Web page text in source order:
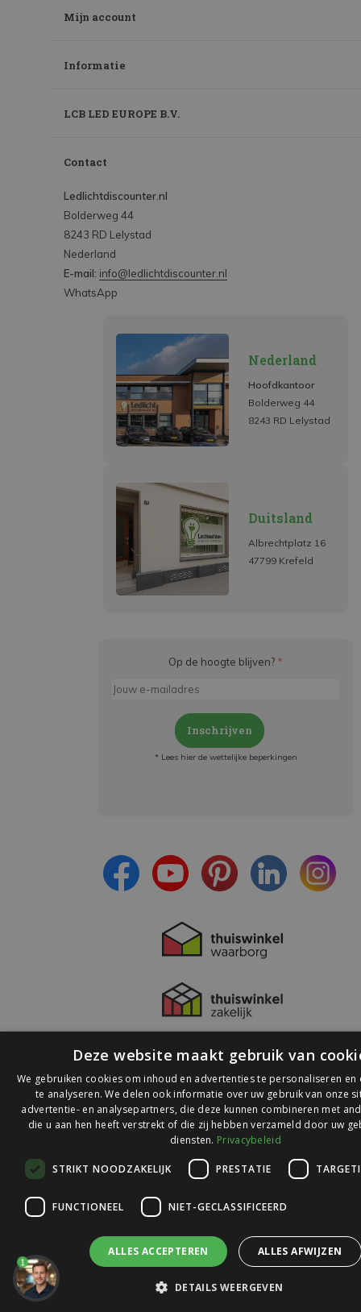
Mijn account
Informatie
LCB LED EUROPE B.V.
Contact
Ledlichtdiscounter.nl
Bolderweg 44
8243 RD Lelystad
Nederland
E-mail: info@ledlichtdiscounter.nl
WhatsApp
Nederland
Hoofdkantoor
Bolderweg 44
8243 RD Lelystad
Duitsland
Albrechtplatz 16
47799 Krefeld
Op de hoogte blijven? *
Inschrijven
* Lees hier de wettelijke beperkingen
© 2026 Ledlichtdiscounter.nl
op
Webwinkelkeur
1
Deze website maakt gebruik van
We gebruiken cookies om inhoud en advertenties te personaliseren en
te analyseren. We delen ook informatie over uw gebruik van onze
advertentie- en analysepartners, die deze kunnen combineren met
die u aan hen heeft verstrekt of die zij hebben verzameld door uw
diensten. Privacybeleid
STRIKT NOODZAKELIJK PRESTATIE
FUNCTIONEEL NIET-GECLASSIFICEERD
ALLES ACCEPTEREN ALLES AFWIJZEN
DETAILS WEERGEVEN